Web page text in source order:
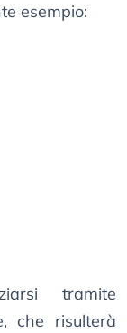
esempio:
tramite
che risulterà